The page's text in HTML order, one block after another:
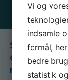
Stressfri
dags
marts 2026
Vi og
indsamle
formål,
bedre
statistik